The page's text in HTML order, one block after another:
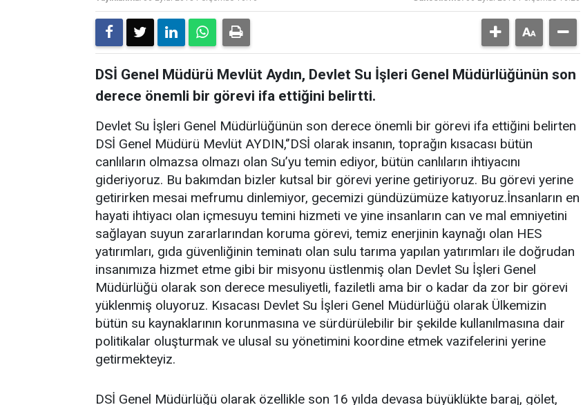
DSİ Genel Müdürü Mevlüt Aydın, Devlet Su İşleri Genel Müdürlüğünün son
derece önemli bir görevi ifa ettiğini belirtti.
Devlet Su İşleri Genel Müdürlüğünün son derece önemli bir görevi ifa ettiğini belirten
DSİ Genel Müdürü Mevlüt AYDIN,‘’DSİ olarak insanın, toprağın kısacası bütün
canlıların olmazsa olmazı olan Su’yu temin ediyor, bütün canlıların ihtiyacını
gideriyoruz. Bu bakımdan bizler kutsal bir görevi yerine getiriyoruz. Bu görevi yerine
getirirken mesai mefrumu dinlemiyor, gecemizi gündüzümüze katıyoruz.İnsanların en
hayati ihtiyacı olan içmesuyu temini hizmeti ve yine insanların can ve mal emniyetini
sağlayan suyun zararlarından koruma görevi, temiz enerjinin kaynağı olan HES
yatırımları, gıda güvenliğinin teminatı olan sulu tarıma yapılan yatırımları ile doğrudan
insanımıza hizmet etme gibi bir misyonu üstlenmiş olan Devlet Su İşleri Genel
Müdürlüğü olarak son derece mesuliyetli, faziletli ama bir o kadar da zor bir görevi
yüklenmiş oluyoruz. Kısacası Devlet Su İşleri Genel Müdürlüğü olarak Ülkemizin
bütün su kaynaklarının korunmasına ve sürdürülebilir bir şekilde kullanılmasına dair
politikalar oluşturmak ve ulusal su yönetimini koordine etmek vazifelerini yerine
getirmekteyiz.
DSİ Genel Müdürlüğü olarak özellikle son 16 yılda devasa büyüklükte baraj, gölet,